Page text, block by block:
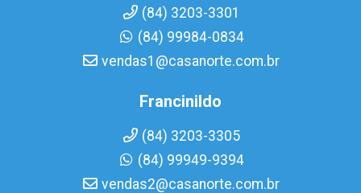
(84) 3203-3301
(84) 99984-0834
vendas1@casanorte.com.br
Francinildo
(84) 3203-3305
(84) 99949-9394
vendas2@casanorte.com.br